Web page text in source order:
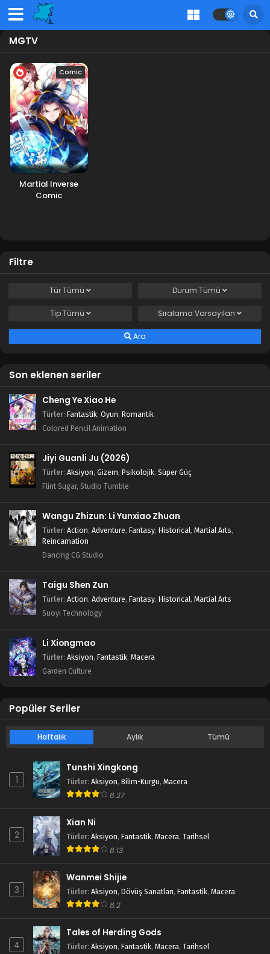
MGTV
Comic
Martial Inverse
Comic
Filtre
TürTümü Durum Tümü
TipTümü Sıralama Varsayılan
Ara
Son eklenen seriler
Cheng Ye Xiao He
Türler: Fantastik, Oyun, Romantik
Colored Pencil Animation
Jiyi Guanli Ju (2026)
Türler: Aksiyon, Gizem, Psikolojik, Süper Güç
Flint Sugar, Studio Tumble
Wangu Zhizun: Li Yunxiao Zhuan
Türler: Action, Adventure, Fantasy, Historical, Martial Arts,
Reincarnation
Dancing CG Studio
Taigu Shen Zun
Türler: Action, Adventure, Fantasy, Historical, Martial Arts
Suoyi Technology
Li Xiongmao
Türler: Aksiyon, Fantastik, Macera
Garden Culture
Popüler Seriler
Haftalık Aylık Tümü
1
Tunshi Xingkong
Türler: Aksiyon, Bilim-Kurgu, Macera
8.27
2
Xian Ni
Türler: Aksiyon, Fantastik, Macera, Tarihsel
8.13
3
Wanmei Shijie
Türler: Aksiyon, Dövüş Sanatları, Fantastik, Macera
8.2
4
Tales of Herding Gods
Türler: Aksiyon, Fantastik, Macera, Tarihsel